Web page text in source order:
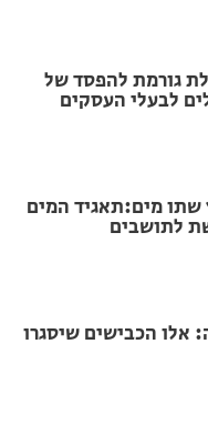
גורמת להפסד של
לבעלי העסקים
שתו מים:תאגיד המים
לתושבים
אלו הכבישים שיסגרו